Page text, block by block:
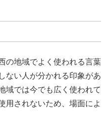
の地域でよく使われる言葉
ない人が分かれる印象があ
域では今でも広く使われて
用されないため、場面によ